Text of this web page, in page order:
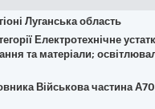
Луганська область
Електротехнічне
та матеріали;
Військова частина